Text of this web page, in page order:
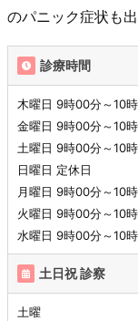
のパニック症状も
診療時間
木曜日 9時00分～10
金曜日 9時00分～10
土曜日 9時00分～10
日曜日 定休日
月曜日 9時00分～10
火曜日 9時00分～10
水曜日 9時00分～10
土日祝 診察
土曜